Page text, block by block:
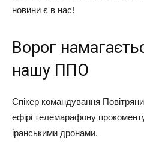
новини є в нас!
Ворог
нашу ППО
Спікер командування
ефірі телемарафону
іранськими дронами.